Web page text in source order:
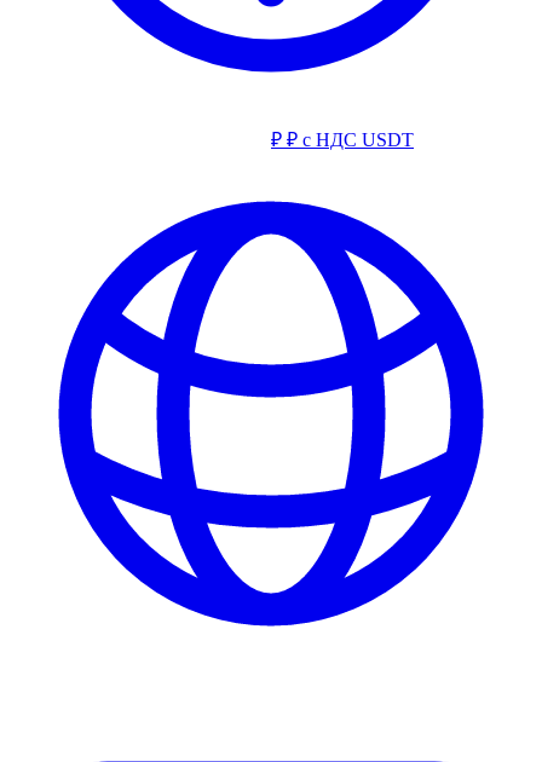
₽ ₽ с НДС USDT